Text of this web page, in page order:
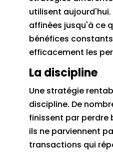
utilisent aujourd'hui.
affinées jusqu'à ce
bénéfices
efficacement les
La discipline
Une stratégie
discipline. De
finissent par
ils ne parviennent
transactions qui